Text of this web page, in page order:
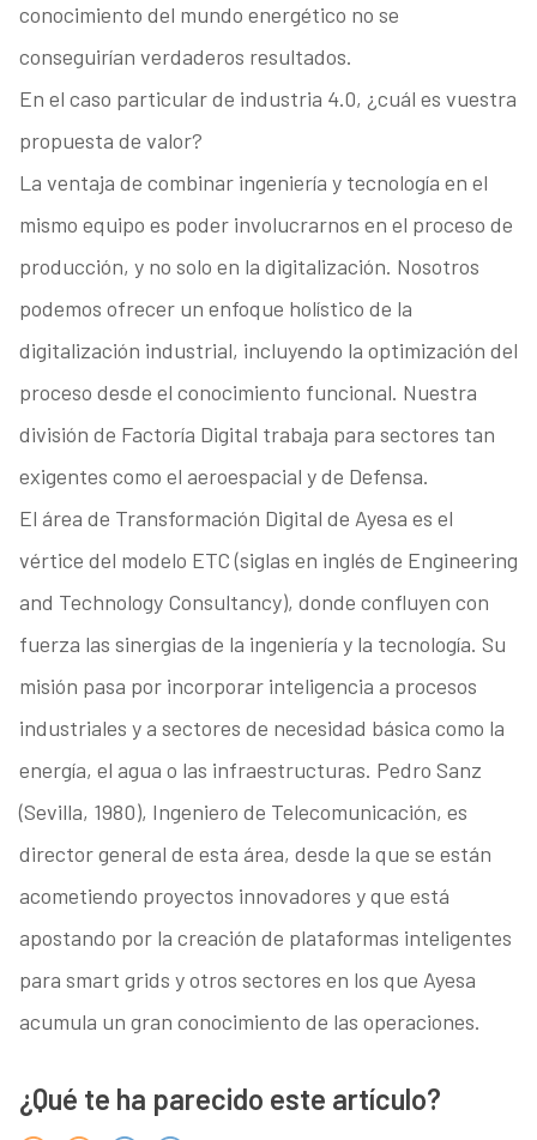
conocimiento del mundo energético no se
conseguirían verdaderos resultados.
En el caso particular de industria 4.0, ¿cuál es vuestra
propuesta de valor?
La ventaja de combinar ingeniería y tecnología en el
mismo equipo es poder involucrarnos en el proceso de
producción, y no solo en la digitalización. Nosotros
podemos ofrecer un enfoque holístico de la
digitalización industrial, incluyendo la optimización del
proceso desde el conocimiento funcional. Nuestra
división de Factoría Digital trabaja para sectores tan
exigentes como el aeroespacial y de Defensa.
El área de Transformación Digital de Ayesa es el
vértice del modelo ETC (siglas en inglés de Engineering
and Technology Consultancy), donde confluyen con
fuerza las sinergias de la ingeniería y la tecnología. Su
misión pasa por incorporar inteligencia a procesos
industriales y a sectores de necesidad básica como la
energía, el agua o las infraestructuras. Pedro Sanz
(Sevilla, 1980), Ingeniero de Telecomunicación, es
director general de esta área, desde la que se están
acometiendo proyectos innovadores y que está
apostando por la creación de plataformas inteligentes
para smart grids y otros sectores en los que Ayesa
acumula un gran conocimiento de las operaciones.
¿Qué te ha parecido este artículo?